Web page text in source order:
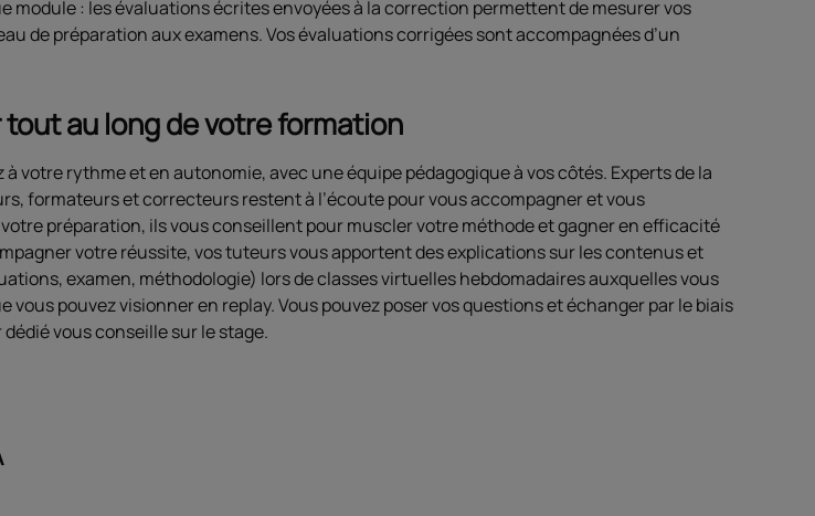
module : les évaluations écrites envoyées à la correction permettent de mesurer vos
de préparation aux examens. Vos évaluations corrigées sont accompagnées d’un
au long de votre formation
à votre rythme et en autonomie, avec une équipe pédagogique à vos côtés. Experts de la
formateurs et correcteurs restent à l’écoute pour vous accompagner et vous
préparation, ils vous conseillent pour muscler votre méthode et gagner en efficacité
votre réussite, vos tuteurs vous apportent des explications sur les contenus et
examen, méthodologie) lors de classes virtuelles hebdomadaires auxquelles vous
vous pouvez visionner en replay. Vous pouvez poser vos questions et échanger par le biais
vous conseille sur le stage.